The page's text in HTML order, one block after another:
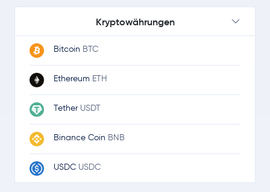
Kryptowährungen
Bitcoin BTC
Ethereum ETH
Tether USDT
Binance Coin BNB
USDC USDC